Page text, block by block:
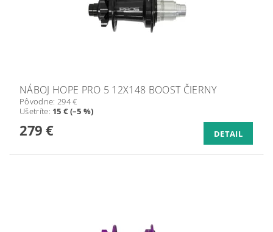
NÁBOJ HOPE PRO 5 12X148 BOOST ČIERNY
Pôvodne: 294 €
Ušetríte: 15 € (–5 %)
279 € DETAIL